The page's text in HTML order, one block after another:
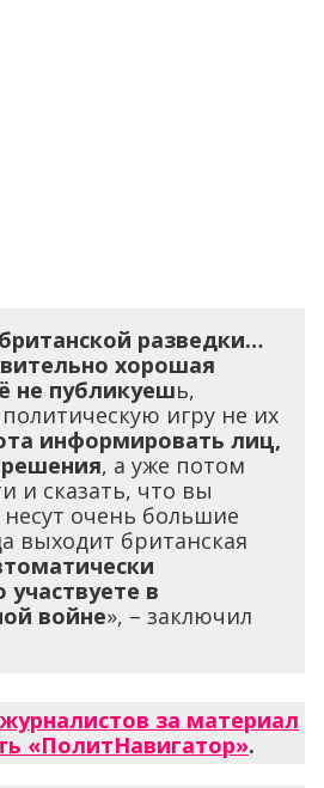
разведки…
хорошая
не публикуешь,
игру не их
информировать лиц,
, а уже потом
и сказать, что вы
несут очень большие
выходит британская
в
войне», – заключил
за материал
«ПолитНавигатор».